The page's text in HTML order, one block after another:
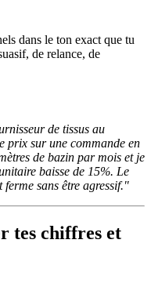
dans le ton exact que tu
de relance, de
de tissus au
prix sur une commande en
de bazin par mois et je
baisse de 15%. Le
sans être agressif."
tes chiffres et